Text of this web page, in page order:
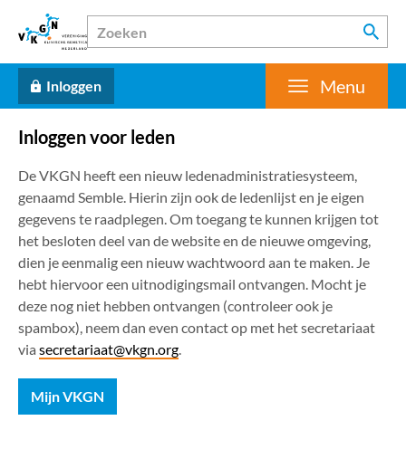
Inloggen Menu
Inloggen voor leden
De VKGN heeft een nieuw ledenadministratiesysteem,
genaamd Semble. Hierin zijn ook de ledenlijst en je eigen
gegevens te raadplegen. Om toegang te kunnen krijgen tot
het besloten deel van de website en de nieuwe omgeving,
dien je eenmalig een nieuw wachtwoord aan te maken. Je
hebt hiervoor een uitnodigingsmail ontvangen. Mocht je
deze nog niet hebben ontvangen (controleer ook je
spambox), neem dan even contact op met het secretariaat
via secretariaat@vkgn.org.
Mijn VKGN